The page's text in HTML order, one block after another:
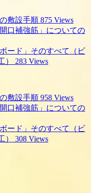
敷設手順 875 Views
口補強筋」についての
ード」そのすべて（ビ
）
283 Views
敷設手順 958 Views
口補強筋」についての
ード」そのすべて（ビ
）
308 Views